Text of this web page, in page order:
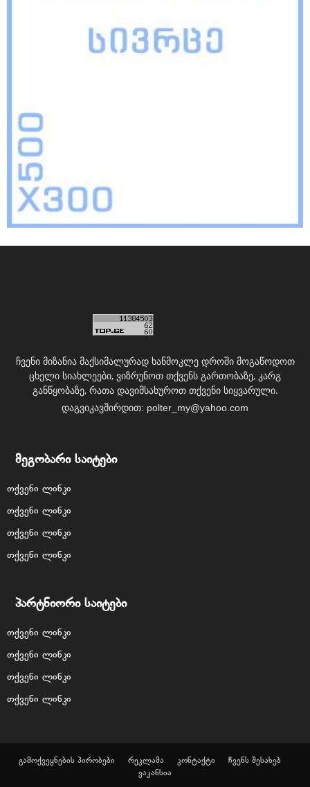
ჩვენი მიზანია მაქსიმალურად ხანმოკლე დროში მოგაწოდოთ
ცხელი სიახლეები, ვიზრუნოთ თქვენს გართობაზე, კარგ
განწყობაზე, რათა დავიმსახუროთ თქვენი სიყვარული.
დაგვიკავშირდით: polter_my@yahoo.com
მეგობარი საიტები
თქვენი ლინკი
თქვენი ლინკი
თქვენი ლინკი
თქვენი ლინკი
პარტნიორი საიტები
თქვენი ლინკი
თქვენი ლინკი
თქვენი ლინკი
თქვენი ლინკი
გამოქვეყნების პირობები რეკლამა კონტაქტი
ჩვენს შესახებ
ვაკანსია